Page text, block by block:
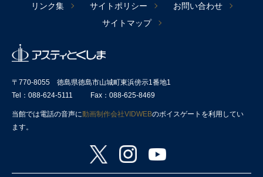
リンク集 サイトポリシー
お問い合わせ
サイトマップ
〒770-8055 徳島県徳島市山城町東浜傍示1番地1
Tel：088-624-5111
Fax：088-625-8469
当館では電話の音声に動画制作会社VIDWEBのボイスゲートを利用してい
ます。